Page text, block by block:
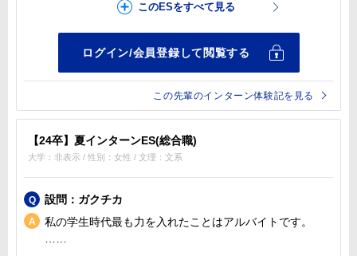
この先輩のインターン体験記を見る
【24卒】夏インターンES(総合職)
大学：非表示 / 性別：女性 / 文理：文系
設問：ガクチカ
私の学生時代最も力を入れたことはアルバイトです。